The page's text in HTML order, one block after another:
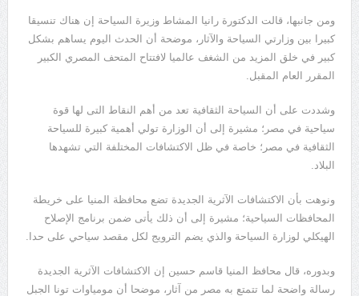
ومن جانبها، قالت الدكتورة رانيا المشاط وزيرة السياحة إن هناك تنسيقا
كبيرا بين وزارتي السياحة والآثار، موضحة أن الحدث اليوم يساهم بشكل
كبير في خلق المزيد من الشغف عالميا لافتتاح المتحف المصري الكبير
المقرر العام المقبل.
وشددت على أن السياحة الثقافية تعد من أهم النقاط التى لها قوة
سياحية في مصر؛ مشيرة إلى أن الوزارة تولي أهمية كبيرة للسياحة
الثقافية في مصر؛ خاصة في ظل الاكتشافات المختلفة التي تشهدها
البلاد.
ونوهت بأن الاكتشافات الآثرية الجديدة تضع محافظة المنيا على خريطة
المحافظات السياحية؛ مشيرة إلى أن ذلك يأتى ضمن برنامج الإصلاح
الهيكلي لوزارة السياحة والذي يضم الترويج لكل مقصد سياحي على حدا.
وبدوره، قال محافظ المنيا قاسم حسين إن الاكتشافات الآثرية الجديدة
رسالة واضحة لما تتمتع به مصر من آثار، موضحا أن مومياوات تونا الجبل